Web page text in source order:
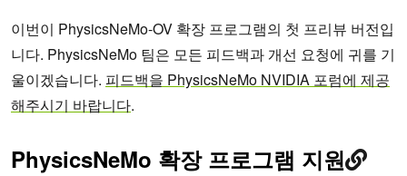
이번이 PhysicsNeMo-OV 확장 프로그램의 첫 프리뷰 버전입
니다. PhysicsNeMo 팀은 모든 피드백과 개선 요청에 귀를 기
울이겠습니다. 피드백을 PhysicsNeMo NVIDIA 포럼에 제공
해주시기 바랍니다.
PhysicsNeMo 확장 프로그램 지원